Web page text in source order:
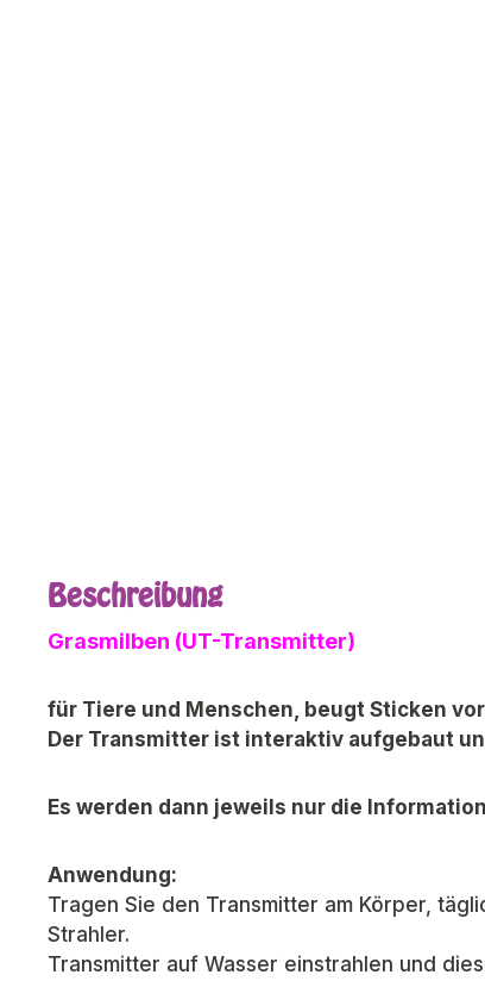
Beschreibung
Grasmilben (UT-Transmitter)
für Tiere und Menschen, beugt Sticken
Der Transmitter ist interaktiv aufgebaut
Es werden dann jeweils nur die
Anwendung:
Tragen Sie den Transmitter am Körper,
Strahler.
Transmitter auf Wasser einstrahlen und